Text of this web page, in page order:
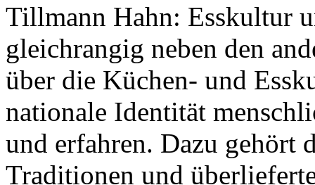
Nachhaltigkeit ist
mir wichtig.
Modernes Kochen mit dem Blick für
Regionalität, Frische und
Wirtschaftlichkeit.
Tillmann Hahn: Esskultur
gleichrangig neben den
über die Küchen- und
nationale Identität
und erfahren. Dazu gehört
Traditionen und